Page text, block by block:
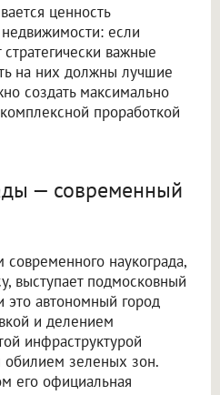
ценность
если
важные
на них должны лучшие
создать максимально
проработкой
— современный
наукограда,
выступает подмосковный
это автономный город
и делением
инфраструктурой
обилием зеленых зон.
его официальная